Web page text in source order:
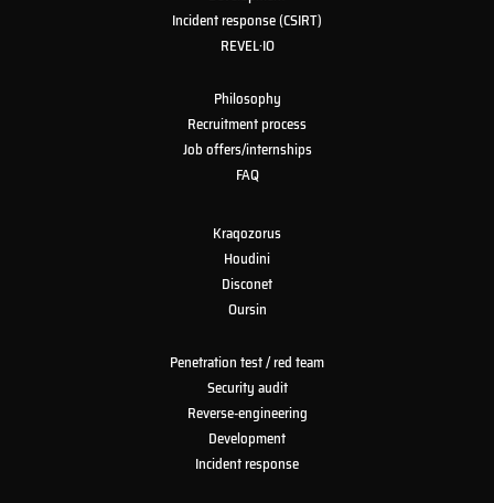
Incident response (CSIRT)
REVEL·IO
Philosophy
Recruitment process
Job offers/internships
FAQ
Kraqozorus
Houdini
Disconet
Oursin
Penetration test / red team
Security audit
Reverse-engineering
Development
Incident response